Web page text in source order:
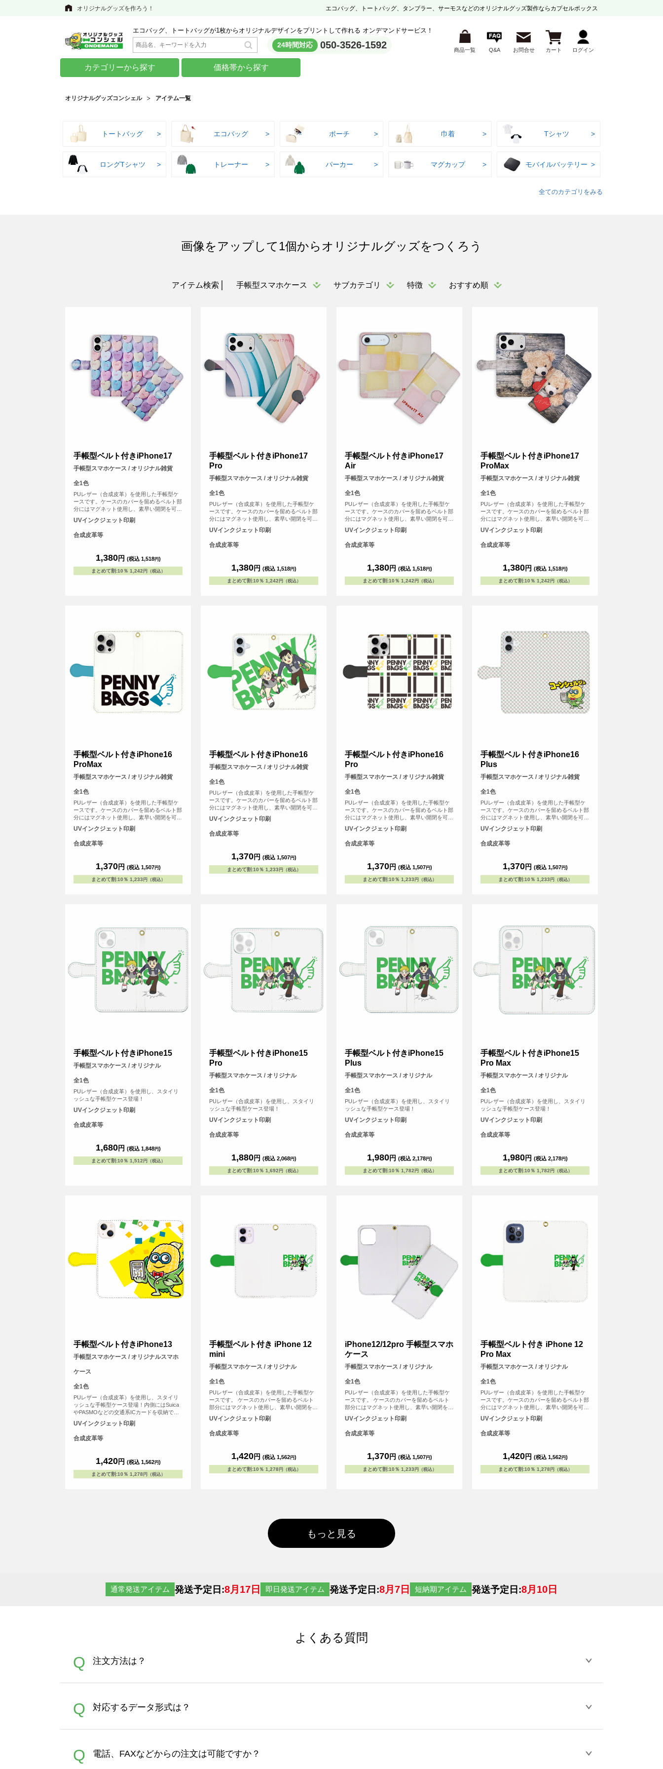
オリジナルグッズを作ろう！ エコバッグ、トートバッグ、タンブラー、サーモスなどのオリジナルグッズ製作ならカプセルボックス
エコバッグ、トートバッグが1枚からオリジナルデザインをプリントして作れる オンデマンドサービス！
24時間対応 050-3526-1592 商品一覧 Q&A お問合せ カート ログイン
カテゴリーから探す 価格帯から探す
オリジナルグッズコンシェル アイテム一覧
トートバッグ エコバッグ ポーチ 巾着 Tシャツ
ロングTシャツ トレーナー パーカー マグカップ モバイルバッテリー
全てのカテゴリをみる
画像をアップして1個からオリジナルグッズをつくろう
アイテム検索 手帳型スマホケース サブカテゴリ 特徴 おすすめ順
手帳型ベルト付きiPhone17
手帳型スマホケース / オリジナル雑貨
全1色
PUレザー（合成皮革）を使用した手帳型ケ
ースです。ケースのカバーを留めるベルト部
分にはマグネット使用し、素早い開閉を可能
にしました。内側にはSuicaやPASMOなどの
交通系ICカード等を収納可能な、カード用ス
リットがございます。
UVインクジェット印刷
合成皮革等
1,380円 (税込 1,518円)
まとめて割:10％ 1,242 円（税込）
手帳型ベルト付きiPhone17
Pro
手帳型スマホケース / オリジナル雑貨
全1色
PUレザー（合成皮革）を使用した手帳型ケ
ースです。ケースのカバーを留めるベルト部
分にはマグネット使用し、素早い開閉を可能
にしました。内側にはSuicaやPASMOなどの
交通系ICカード等を収納可能な、カード用ス
リットがございます。
UVインクジェット印刷
合成皮革等
1,380円 (税込 1,518円)
まとめて割:10％ 1,242 円（税込）
手帳型ベルト付きiPhone17
Air
手帳型スマホケース / オリジナル雑貨
全1色
PUレザー（合成皮革）を使用した手帳型ケ
ースです。ケースのカバーを留めるベルト部
分にはマグネット使用し、素早い開閉を可能
にしました。内側にはSuicaやPASMOなどの
交通系ICカード等を収納可能な、カード用ス
リットがございます。
UVインクジェット印刷
合成皮革等
1,380円 (税込 1,518円)
まとめて割:10％ 1,242 円（税込）
手帳型ベルト付きiPhone17
ProMax
手帳型スマホケース / オリジナル雑貨
全1色
PUレザー（合成皮革）を使用した手帳型ケ
ースです。ケースのカバーを留めるベルト部
分にはマグネット使用し、素早い開閉を可能
にしました。内側にはSuicaやPASMOなどの
交通系ICカード等を収納可能な、カード用ス
リットがございます。
UVインクジェット印刷
合成皮革等
1,380円 (税込 1,518円)
まとめて割:10％ 1,242 円（税込）
手帳型ベルト付きiPhone16
ProMax
手帳型スマホケース / オリジナル雑貨
全1色
PUレザー（合成皮革）を使用した手帳型ケ
ースです。ケースのカバーを留めるベルト部
分にはマグネット使用し、素早い開閉を可能
にしました。内側には交通系ICカードや身分
証などが収納可能なカード用のスリットがは
いっています。
UVインクジェット印刷
合成皮革等
1,370円 (税込 1,507円)
まとめて割:10％ 1,233 円（税込）
手帳型ベルト付きiPhone16
手帳型スマホケース / オリジナル雑貨
全1色
PUレザー（合成皮革）を使用した手帳型ケ
ースです。ケースのカバーを留めるベルト部
分にはマグネット使用し、素早い開閉を可能
にしました。内側には交通系ICカードや身分
証などが収納可能なカード用のスリットがは
いっています。
UVインクジェット印刷
合成皮革等
1,370円 (税込 1,507円)
まとめて割:10％ 1,233 円（税込）
手帳型ベルト付きiPhone16
Pro
手帳型スマホケース / オリジナル雑貨
全1色
PUレザー（合成皮革）を使用した手帳型ケ
ースです。ケースのカバーを留めるベルト部
分にはマグネット使用し、素早い開閉を可能
にしました。内側には交通系ICカードや身分
証などが収納可能なカード用のスリットがは
いっています。
UVインクジェット印刷
合成皮革等
1,370円 (税込 1,507円)
まとめて割:10％ 1,233 円（税込）
手帳型ベルト付きiPhone16
Plus
手帳型スマホケース / オリジナル雑貨
全1色
PUレザー（合成皮革）を使用した手帳型ケ
ースです。ケースのカバーを留めるベルト部
分にはマグネット使用し、素早い開閉を可能
にしました。内側には交通系ICカードや身分
証などが収納可能なカード用のスリットがは
いっています。
UVインクジェット印刷
合成皮革等
1,370円 (税込 1,507円)
まとめて割:10％ 1,233 円（税込）
手帳型ベルト付きiPhone15
手帳型スマホケース / オリジナル
全1色
PUレザー（合成皮革）を使用し、スタイリ
ッシュな手帳型ケース登場！
UVインクジェット印刷
合成皮革等
1,680円 (税込 1,848円)
まとめて割:10％ 1,512 円（税込）
手帳型ベルト付きiPhone15
Pro
手帳型スマホケース / オリジナル
全1色
PUレザー（合成皮革）を使用し、スタイリ
ッシュな手帳型ケース登場！
UVインクジェット印刷
合成皮革等
1,880円 (税込 2,068円)
まとめて割:10％ 1,692 円（税込）
手帳型ベルト付きiPhone15
Plus
手帳型スマホケース / オリジナル
全1色
PUレザー（合成皮革）を使用し、スタイリ
ッシュな手帳型ケース登場！
UVインクジェット印刷
合成皮革等
1,980円 (税込 2,178円)
まとめて割:10％ 1,782 円（税込）
手帳型ベルト付きiPhone15
Pro Max
手帳型スマホケース / オリジナル
全1色
PUレザー（合成皮革）を使用し、スタイリ
ッシュな手帳型ケース登場！
UVインクジェット印刷
合成皮革等
1,980円 (税込 2,178円)
まとめて割:10％ 1,782 円（税込）
手帳型ベルト付きiPhone13
手帳型スマホケース / オリジナルスマホ
ケース
全1色
PUレザー（合成皮革）を使用し、スタイリ
ッシュな手帳型ケース登場！内側にはSuica
やPASMOなどの交通系ICカードを収納でき
るスリットがあります。ケースのカバーを留
めるベルト部分にマグネットを使用し、素早
い開閉が可能です。
UVインクジェット印刷
合成皮革等
1,420円 (税込 1,562円)
まとめて割:10％ 1,278 円（税込）
手帳型ベルト付き iPhone 12
mini
手帳型スマホケース / オリジナル
全1色
PUレザー（合成皮革）を使用した手帳型ケ
ースです。 ケースのカバーを留めるベルト
部分にはマグネット使用し、素早い開閉を可
能にしました。 内側にはSuicaやPASMOな
どの交通系ICカード等を収納可能な、カード
用スリットがございます。 UVインクジェッ
ト印刷でオリジナルのデザインをケースの表
お、iPhone用の手帳型ケースは、内側に固定
されたハードケース(白)にスマートフォン本
体をはめ込んでお使いいただくタイプとなっ
UVインクジェット印刷
合成皮革等
1,420円 (税込 1,562円)
まとめて割:10％ 1,278 円（税込）
iPhone12/12pro 手帳型スマホ
ケース
手帳型スマホケース / オリジナル
全1色
PUレザー（合成皮革）を使用した手帳型ケ
ースです。 ケースのカバーを留めるベルト
部分にはマグネット使用し、素早い開閉を可
能にしました。 内側にはSuicaやPASMOな
どの交通系ICカード等を収納可能な、カード
用スリットがございます。 UVインクジェッ
ト印刷でオリジナルのデザインをケースの表
お、iPhone用の手帳型ケースは、内側に固定
されたハードケース(白)にスマートフォン本
体をはめ込んでお使いいただくタイプとなっ
UVインクジェット印刷
合成皮革等
1,370円 (税込 1,507円)
まとめて割:10％ 1,233 円（税込）
手帳型ベルト付き iPhone 12
Pro Max
手帳型スマホケース / オリジナル
全1色
PUレザー（合成皮革）を使用した手帳型ケ
ースです。ケースのカバーを留めるベルト部
分にはマグネット使用し、素早い開閉を可能
にしました。内側にはSuicaやPASMOなどの
交通系ICカード等を収納可能な、カード用ス
リットがございます。UVインクジェット印
刷でオリジナルのデザインをケースの表面に
iPhone用の手帳型ケースは、内側に固定され
たハードケース(白)にスマートフォン本体を
はめ込んでお使いいただくタイプとなってお
UVインクジェット印刷
合成皮革等
1,420円 (税込 1,562円)
まとめて割:10％ 1,278 円（税込）
もっと見る
通常発送アイテム 発送予定日:8月17日 即日発送アイテム 発送予定日:8月7日 短納期アイテム 発送予定日:8月10日
よくある質問
Q 注文方法は？
A
す。 30枚以上やシルク印刷など、大口注文の場合は、サポートが担当する
さい。製作する数量が多ければ多いほど、オンデマンドサービスよりも低価格で製作することが可能です。
Q 対応するデータ形式は？
A
ズは、20MBです。デジカメやスマホで撮影した写真などもアップロード可能です。使用できない画像はエラーになります。（※
Q 電話、FAXなどからの注文は可能ですか？